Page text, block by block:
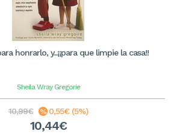
honrarlo, y...¡¡para que limpie la casa!!
Sheila Wray Gregorie
10,99€ 0,55€ (5%)
10,44€